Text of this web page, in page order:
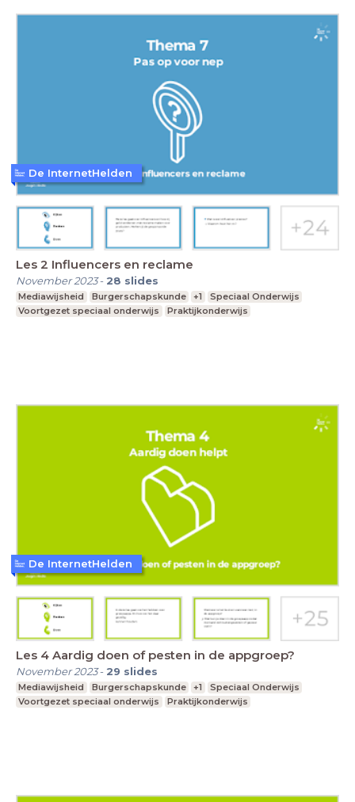
Les 2 Influencers en reclame
November 2023- 28 slides
Mediawijsheid Burgerschapskunde +1
Speciaal Onderwijs
Voortgezet speciaal onderwijs
Praktijkonderwijs
De InternetHelden
Les 4 Aardig doen of pesten in de appgroep?
November 2023- 29 slides
Mediawijsheid Burgerschapskunde +1
Speciaal Onderwijs
Voortgezet speciaal onderwijs
Praktijkonderwijs
De InternetHelden